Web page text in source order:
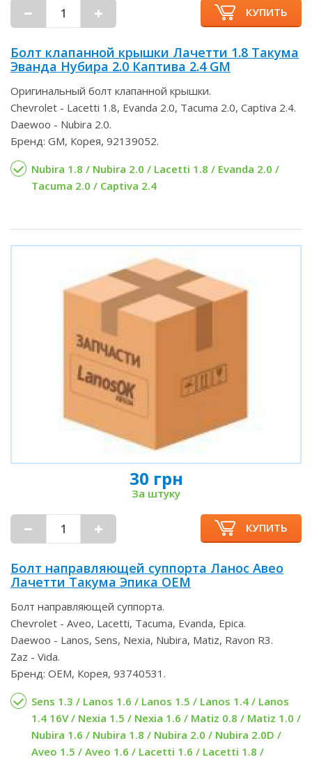
КУПИТЬ
Болт клапанной крышки Лачетти 1.8 Такума
Эванда Нубира 2.0 Каптива 2.4 GM
Оригинальный болт клапанной крышки.
Chevrolet - Lacetti 1.8, Evanda 2.0, Tacuma 2.0, Captiva 2.4.
Daewoo - Nubira 2.0.
Бренд: GM, Корея, 92139052.
Nubira 1.8 / Nubira 2.0 / Lacetti 1.8 / Evanda 2.0 /
Tacuma 2.0 / Captiva 2.4
30 грн
За штуку
КУПИТЬ
Болт направляющей суппорта Ланос Авео
Лачетти Такума Эпика OEM
Болт направляющей суппорта.
Chevrolet - Aveo, Lacetti, Tacuma, Evanda, Epica.
Daewoo - Lanos, Sens, Nexia, Nubira, Matiz, Ravon R3.
Zaz - Vida.
Бренд: OEM, Корея, 93740531.
Sens 1.3 / Lanos 1.6 / Lanos 1.5 / Lanos 1.4 / Lanos
1.4 16V / Nexia 1.5 / Nexia 1.6 / Matiz 0.8 / Matiz 1.0 /
Nubira 1.6 / Nubira 1.8 / Nubira 2.0 / Nubira 2.0D /
Aveo 1.5 / Aveo 1.6 / Lacetti 1.6 / Lacetti 1.8 /